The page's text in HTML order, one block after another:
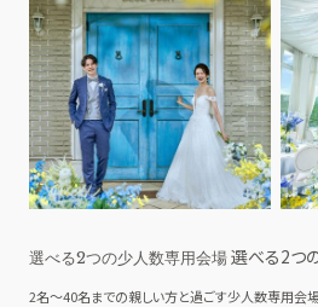
選べる2つの少人数専用会場選べる2つ
2名～40名までの親しい方と過ごす少人数専用会